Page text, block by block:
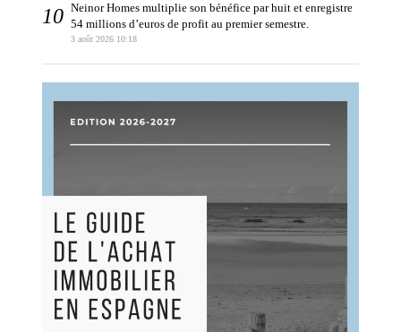
Neinor Homes multiplie son bénéfice par huit et enregistre
54 millions d’euros de profit au premier semestre.
3 août 2026 10:18